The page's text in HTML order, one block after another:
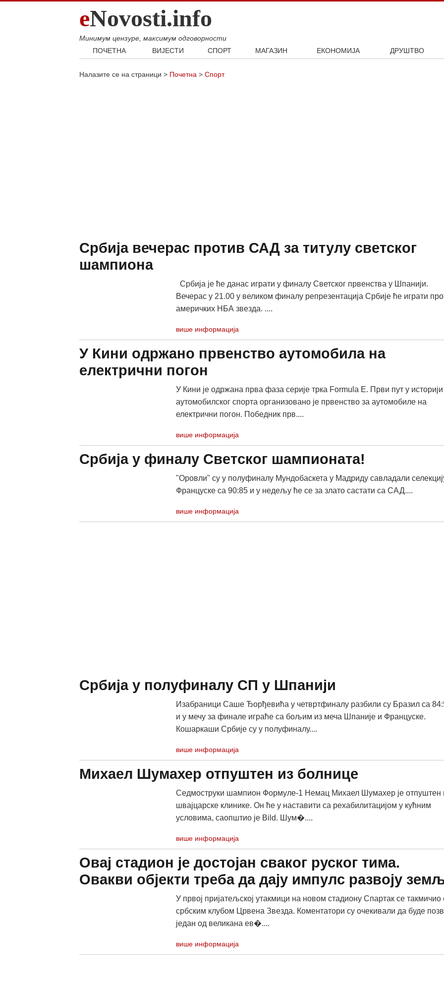
eNovosti.info
Минимум цензуре, максимум одговорности
ПОЧЕТНА
ВИЈЕСТИ
Балкан
СПОРТ
Кошарка
МАГАЗИН
ЕКОНОМИЈА
ДРУШТВО
Налазите се на страници > Почетна > Спорт
Србија вечерас против САД за титулу светског
шампиона
Србија је ће данас играти у финалу Светског првенства у Шпанији.
Вечерас у 21.00 у великом финалу репрезентација Србије ће играти
америчких НБА звезда. ....
више информација
У Кини одржано првенство аутомобила на
електрични погон
У Кини је одржана прва фаза серије трка Formula E. Први пут у историји
аутомобилског спорта организовано је првенство за аутомобиле на
електрични погон. Победник прв....
више информација
Србија у финалу Светског шампионата!
"Оровли" су у полуфиналу Мундобаскета у Мадриду савладали
Француске са 90:85 и у недељу ће се за злато састати са САД....
више информација
Србија у полуфиналу СП у Шпанији
Изабраници Саше Ђорђевића у четвртфиналу разбили су Бразил са
и у мечу за финале играће са бољим из меча Шпаније и Француске.
Кошаркаши Србије су у полуфиналу....
више информација
Михаел Шумахер отпуштен из болнице
Седмоструки шампион Формуле-1 Немац Михаел Шумахер је отпуштен
швајцарске клинике. Он ће у наставити са рехабилитацијом у кућним
условима, саопштио је Bild. Шум�....
више информација
Овај стадион је достојан сваког руског тима.
Овакви објекти треба да дају импулс развоју
У првој пријатељској утакмици на новом стадиону Спартак се такмичио
србским клубом Црвена Звезда. Коментатори су очекивали да буде
један од великана ев�....
више информација